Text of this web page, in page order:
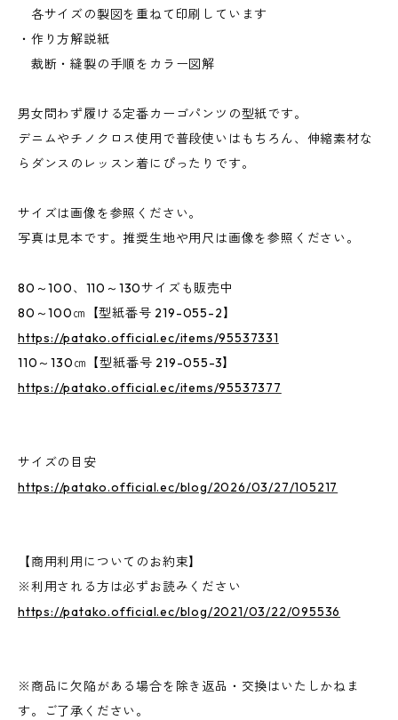
各サイズの製図を重ねて印刷しています
・作り方解説紙
裁断・縫製の手順をカラー図解
男女問わず履ける定番カーゴパンツの型紙です。
デニムやチノクロス使用で普段使いはもちろん、伸縮素材な
らダンスのレッスン着にぴったりです。
サイズは画像を参照ください。
写真は見本です。推奨生地や用尺は画像を参照ください。
80～100、110～130サイズも販売中
80～100㎝【型紙番号 219-055-2】
https://patako.official.ec/items/95537331
110～130㎝【型紙番号 219-055-3】
https://patako.official.ec/items/95537377
サイズの目安
https://patako.official.ec/blog/2026/03/27/105217
【商用利用についてのお約束】
※利用される方は必ずお読みください
https://patako.official.ec/blog/2021/03/22/095536
※商品に欠陥がある場合を除き返品・交換はいたしかねま
す。ご了承ください。